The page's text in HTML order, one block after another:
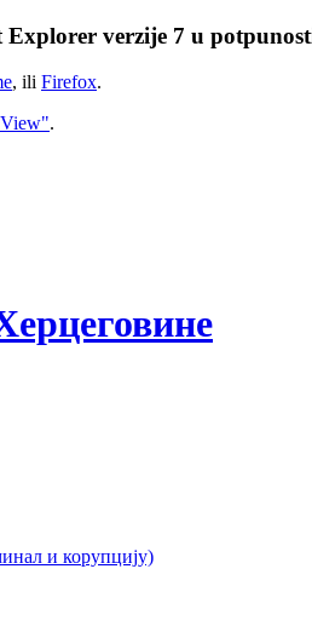
verzije 7 u
, ili Firefox.
.
и корупцију)